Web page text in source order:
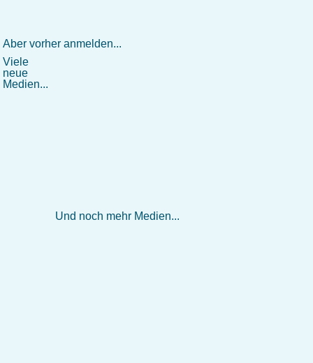
Aber vorher anmelden...
Viele
neue
Medien...
Und noch mehr Medien...